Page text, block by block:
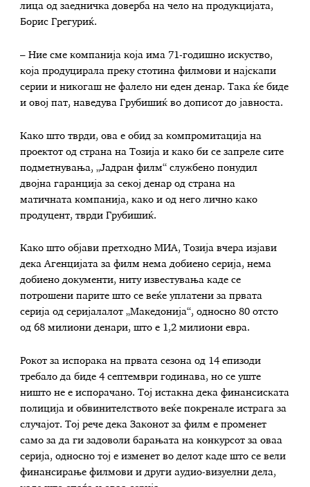
лица од заедничка доверба на чело на продукцијата,
Борис Грегуриќ.
– Ние сме компанија која има 71-годишно искуство,
која продуцирала преку стотина филмови и најскапи
серии и никогаш не фалело ни еден денар. Така ќе биде
и овој пат, наведува Грубишиќ во дописот до јавноста.
Како што тврди, ова е обид за компромитација на
проектот од страна на Тозија и како би се запреле сите
подметнувања, „Јадран филм“ службено понудил
двојна гаранција за секој денар од страна на
матичната компанија, како и од него лично како
продуцент, тврди Грубишиќ.
Како што објави претходно МИА, Тозија вчера изјави
дека Агенцијата за филм нема добиено серија, нема
добиено документи, ниту известувања каде се
потрошени парите што се веќе уплатени за првата
серија од серијалалот „Македонија“, односно 80 отсто
од 68 милиони денари, што е 1,2 милиони евра.
Рокот за испорака на првата сезона од 14 епизоди
требало да биде 4 септември годинава, но се уште
ништо не е испорачано. Тој истакна дека финансиската
полиција и обвинителството веќе покренале истрага за
случајот. Тој рече дека Законот за филм е променет
само за да ги задоволи барањата на конкурсот за оваа
серија, односно тој е изменет во делот каде што се вели
финансирање филмови и други аудио-визуелни дела,